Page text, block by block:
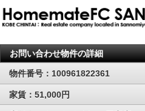
お問い合わせ物件の詳細
物件番号：100961822361
家賃：51,000円